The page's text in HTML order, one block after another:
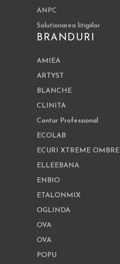
ANPC
Solutionarea litigiilor
BRANDURI
AMIEA
ARTYST
BLANCHE
CLINITA
Contur Professional
ECOLAB
ECURI XTREME OMBRE
ELLEEBANA
ENBIO
ETALONMIX
OGLINDA
OVA
OVA
POPU